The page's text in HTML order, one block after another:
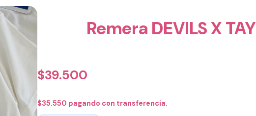
Remera DEVILS X
$39.500
$35.550 pagando con transferencia.